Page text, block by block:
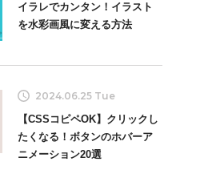
イラレでカンタン！イラスト
を水彩画風に変える方法
2024.06.25 Tue
【CSSコピペOK】クリックし
たくなる！ボタンのホバーア
ニメーション20選